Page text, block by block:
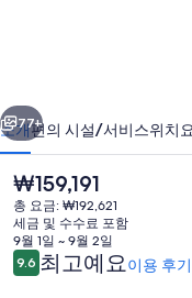
바
투
벨
릭
의
77+
소개편의 시설/서비스위치
현
재
가
격
은
₩159,191
₩159,191
총 요금: ₩192,621
세금 및 수수료 포함
9월 1일 ~ 9월 2일
이
용
9.610점 만점 중 9.6점.
최고예요이용 후